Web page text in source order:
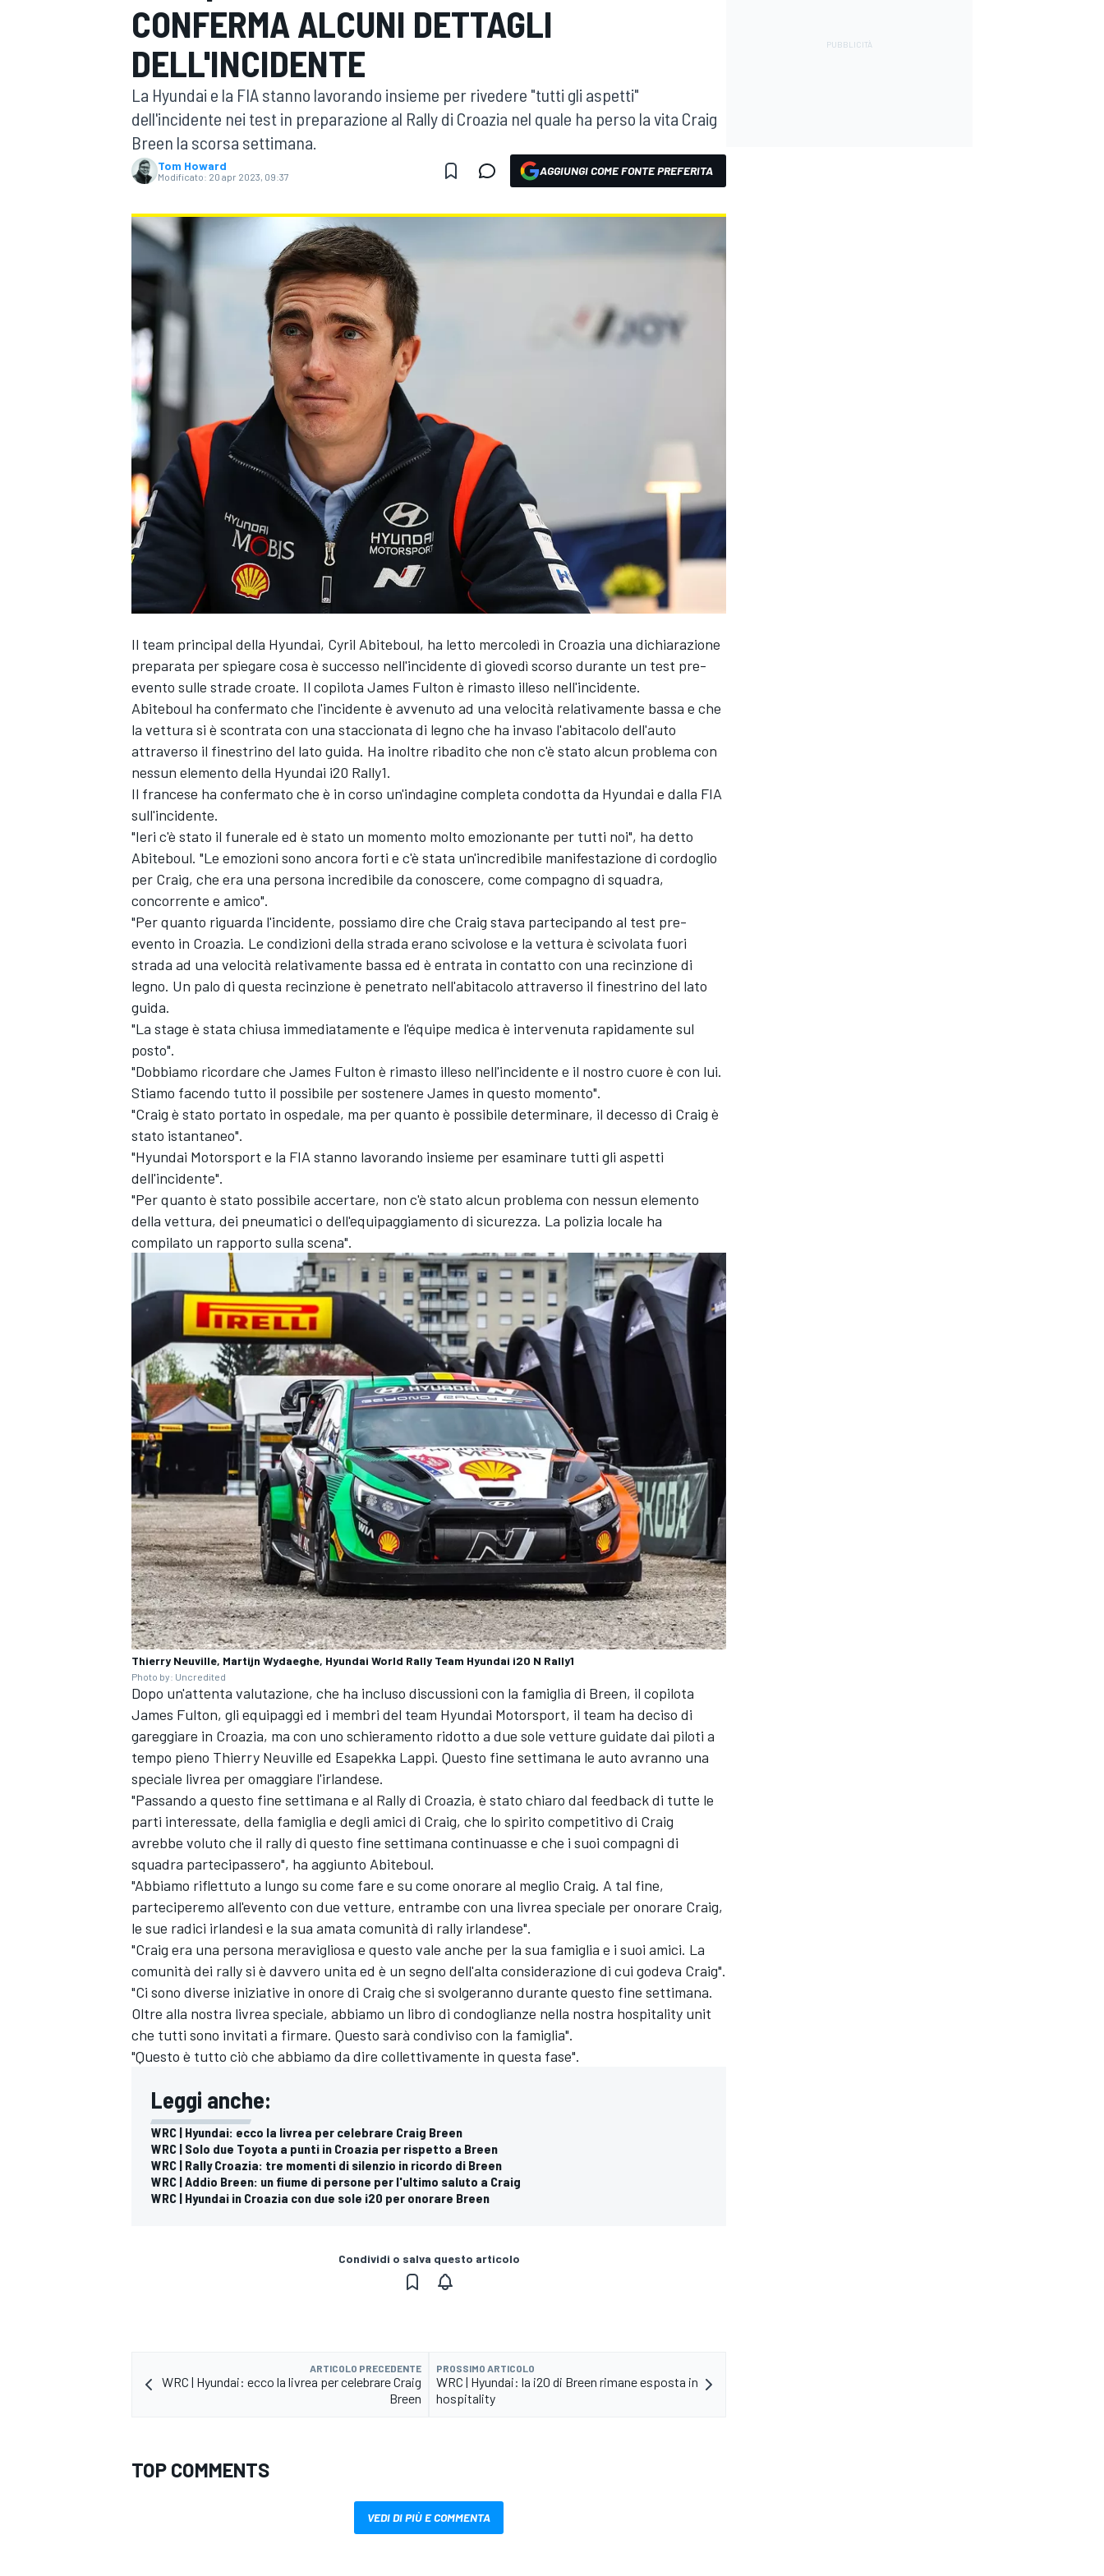
MOTOGP WEC
MONOPOSTO
ENDURANCE/GT
MONOMARCA
RALLY
CONFERMA ALCUNI DETTAGLI
DELL'INCIDENTE
La Hyundai e la FIA stanno lavorando insieme per rivedere "tutti gli aspetti"
dell'incidente nei test in preparazione al Rally di Croazia nel quale ha perso la vita Craig
Breen la scorsa settimana.
Tom Howard
Modificato: 20 apr 2023, 09:37 AGGIUNGI COME FONTE PREFERITA
Il team principal della Hyundai, Cyril Abiteboul, ha letto mercoledì in Croazia una dichiarazione
preparata per spiegare cosa è successo nell'incidente di giovedì scorso durante un test pre-
evento sulle strade croate. Il copilota James Fulton è rimasto illeso nell'incidente.
Abiteboul ha confermato che l'incidente è avvenuto ad una velocità relativamente bassa e che
la vettura si è scontrata con una staccionata di legno che ha invaso l'abitacolo dell'auto
attraverso il finestrino del lato guida. Ha inoltre ribadito che non c'è stato alcun problema con
nessun elemento della Hyundai i20 Rally1.
Il francese ha confermato che è in corso un'indagine completa condotta da Hyundai e dalla FIA
sull'incidente.
"Ieri c'è stato il funerale ed è stato un momento molto emozionante per tutti noi", ha detto
Abiteboul. "Le emozioni sono ancora forti e c'è stata un'incredibile manifestazione di cordoglio
per Craig, che era una persona incredibile da conoscere, come compagno di squadra,
concorrente e amico".
"Per quanto riguarda l'incidente, possiamo dire che Craig stava partecipando al test pre-
evento in Croazia. Le condizioni della strada erano scivolose e la vettura è scivolata fuori
strada ad una velocità relativamente bassa ed è entrata in contatto con una recinzione di
legno. Un palo di questa recinzione è penetrato nell'abitacolo attraverso il finestrino del lato
guida.
"La stage è stata chiusa immediatamente e l'équipe medica è intervenuta rapidamente sul
posto".
"Dobbiamo ricordare che James Fulton è rimasto illeso nell'incidente e il nostro cuore è con lui.
Stiamo facendo tutto il possibile per sostenere James in questo momento".
"Craig è stato portato in ospedale, ma per quanto è possibile determinare, il decesso di Craig è
stato istantaneo".
"Hyundai Motorsport e la FIA stanno lavorando insieme per esaminare tutti gli aspetti
dell'incidente".
"Per quanto è stato possibile accertare, non c'è stato alcun problema con nessun elemento
della vettura, dei pneumatici o dell'equipaggiamento di sicurezza. La polizia locale ha
compilato un rapporto sulla scena".
Thierry Neuville, Martijn Wydaeghe, Hyundai World Rally Team Hyundai i20 N Rally1
Photo by: Uncredited
Dopo un'attenta valutazione, che ha incluso discussioni con la famiglia di Breen, il copilota
James Fulton, gli equipaggi ed i membri del team Hyundai Motorsport, il team ha deciso di
gareggiare in Croazia, ma con uno schieramento ridotto a due sole vetture guidate dai piloti a
tempo pieno Thierry Neuville ed Esapekka Lappi. Questo fine settimana le auto avranno una
speciale livrea per omaggiare l'irlandese.
"Passando a questo fine settimana e al Rally di Croazia, è stato chiaro dal feedback di tutte le
parti interessate, della famiglia e degli amici di Craig, che lo spirito competitivo di Craig
avrebbe voluto che il rally di questo fine settimana continuasse e che i suoi compagni di
squadra partecipassero", ha aggiunto Abiteboul.
"Abbiamo riflettuto a lungo su come fare e su come onorare al meglio Craig. A tal fine,
parteciperemo all'evento con due vetture, entrambe con una livrea speciale per onorare Craig,
le sue radici irlandesi e la sua amata comunità di rally irlandese".
"Craig era una persona meravigliosa e questo vale anche per la sua famiglia e i suoi amici. La
comunità dei rally si è davvero unita ed è un segno dell'alta considerazione di cui godeva Craig".
"Ci sono diverse iniziative in onore di Craig che si svolgeranno durante questo fine settimana.
Oltre alla nostra livrea speciale, abbiamo un libro di condoglianze nella nostra hospitality unit
che tutti sono invitati a firmare. Questo sarà condiviso con la famiglia".
"Questo è tutto ciò che abbiamo da dire collettivamente in questa fase".
Leggi anche:
WRC | Hyundai: ecco la livrea per celebrare Craig Breen
WRC | Solo due Toyota a punti in Croazia per rispetto a Breen
WRC | Rally Croazia: tre momenti di silenzio in ricordo di Breen
WRC | Addio Breen: un fiume di persone per l'ultimo saluto a Craig
WRC | Hyundai in Croazia con due sole i20 per onorare Breen
Condividi o salva questo articolo
ARTICOLO PRECEDENTE
WRC | Hyundai: ecco la livrea per celebrare Craig
Breen
PROSSIMO ARTICOLO
WRC | Hyundai: la i20 di Breen rimane esposta in
hospitality
TOP COMMENTS
VEDI DI PIÙ E COMMENTA